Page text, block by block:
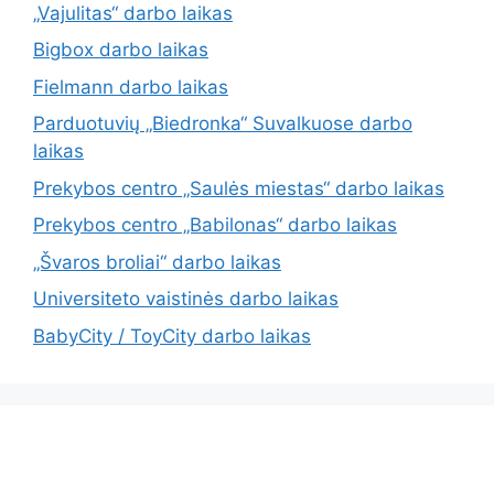
„Vajulitas“ darbo laikas
Bigbox darbo laikas
Fielmann darbo laikas
Parduotuvių „Biedronka“ Suvalkuose darbo
laikas
Prekybos centro „Saulės miestas“ darbo laikas
Prekybos centro „Babilonas“ darbo laikas
„Švaros broliai“ darbo laikas
Universiteto vaistinės darbo laikas
BabyCity / ToyCity darbo laikas